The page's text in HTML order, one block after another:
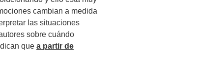
cambian a medida
las situaciones
sobre cuándo
que a partir de